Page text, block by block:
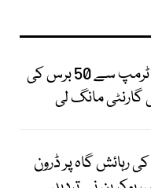
یوکرینی صدر نے ٹرمپ سے 50 برس کی
گارنٹی مانگ لی
رہائش گاہ پر ڈرون